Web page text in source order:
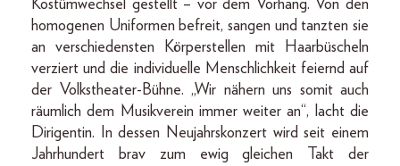
Kostümwechsel gestellt – vor dem Vorhang. Von den
homogenen Uniformen befreit, sangen und tanzten sie
an verschiedensten Körperstellen mit Haarbüscheln
verziert und die individuelle Menschlichkeit feiernd auf
der Volkstheater-Bühne. „Wir nähern uns somit auch
räumlich dem Musikverein immer weiter an“, lacht die
Dirigentin. In dessen Neujahrskonzert wird seit einem
Jahrhundert brav zum ewig gleichen Takt der